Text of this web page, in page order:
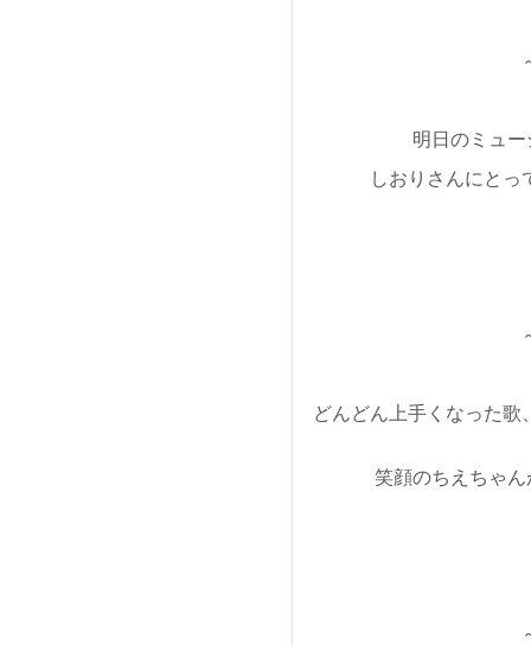
明日のミュ
しおりさんにと
どんどん上手くなった
笑顔のちえちゃ